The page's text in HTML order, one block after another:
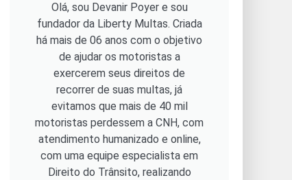
Olá, sou Devanir Poyer e sou
fundador da Liberty Multas. Criada
há mais de 06 anos com o objetivo
de ajudar os motoristas a
exercerem seus direitos de
recorrer de suas multas, já
evitamos que mais de 40 mil
motoristas perdessem a CNH, com
atendimento humanizado e online,
com uma equipe especialista em
Direito do Trânsito, realizando